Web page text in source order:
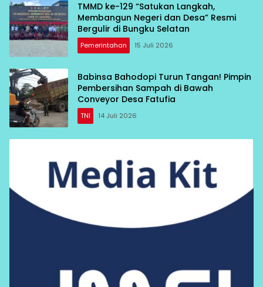
TMMD ke-129 “Satukan Langkah,
Membangun Negeri dan Desa” Resmi
Bergulir di Bungku Selatan
Pemerintahan 15 Juli 2026
Babinsa Bahodopi Turun Tangan! Pimpin
Pembersihan Sampah di Bawah
Conveyor Desa Fatufia
TNI 14 Juli 2026